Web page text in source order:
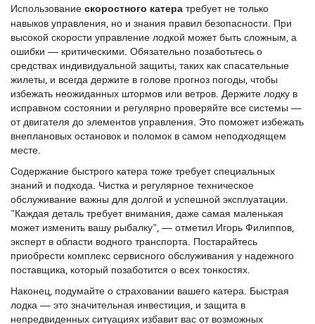
Использование скоростного катера требует не только
навыков управления, но и знания правил безопасности. При
высокой скорости управление лодкой может быть сложным, а
ошибки — критическими. Обязательно позаботьтесь о
средствах индивидуальной защиты, таких как спасательные
жилеты, и всегда держите в голове прогноз погоды, чтобы
избежать неожиданных штормов или ветров. Держите лодку в
исправном состоянии и регулярно проверяйте все системы —
от двигателя до элементов управления. Это поможет избежать
внеплановых остановок и поломок в самом неподходящем
месте.
Содержание быстрого катера тоже требует специальных
знаний и подхода. Чистка и регулярное техническое
обслуживание важны для долгой и успешной эксплуатации.
"Каждая деталь требует внимания, даже самая маленькая
может изменить вашу рыбалку", — отметил Игорь Филиппов,
эксперт в области водного транспорта. Постарайтесь
приобрести комплекс сервисного обслуживания у надежного
поставщика, который позаботится о всех тонкостях.
Наконец, подумайте о страховании вашего катера. Быстрая
лодка — это значительная инвестиция, и защита в
непредвиденных ситуациях избавит вас от возможных